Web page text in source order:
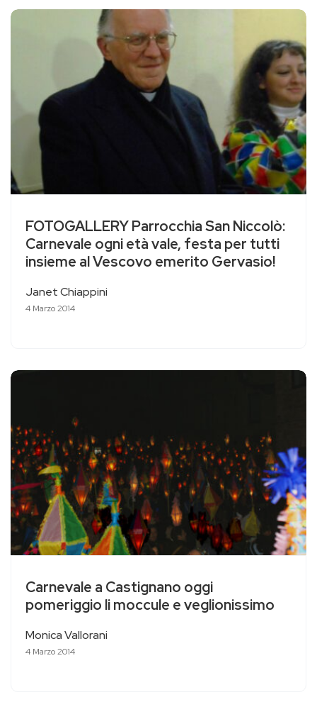
FOTOGALLERY Parrocchia San Niccolò:
Carnevale ogni età vale, festa per tutti
insieme al Vescovo emerito Gervasio!
Janet Chiappini
4 Marzo 2014
Carnevale a Castignano oggi
pomeriggio li moccule e veglionissimo
Monica Vallorani
4 Marzo 2014